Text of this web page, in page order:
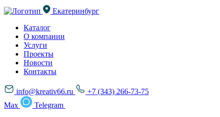
Екатеринбург
Каталог
О компании
Услуги
Проекты
Новости
Контакты
info@kreativ66.ru
+7 (343) 266-73-75
Max
Telegram